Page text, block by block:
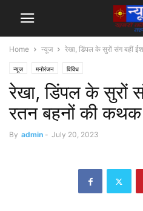
Home न्यूज रेखा, डिंपल के सुरों संग बहीं
न्यूज मनोरंजन विविध
रेखा, डिंपल के सुरों
रतन बहनों की कथक
By admin - July 20, 2023